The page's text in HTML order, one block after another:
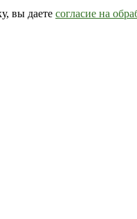
вы даете согласие на